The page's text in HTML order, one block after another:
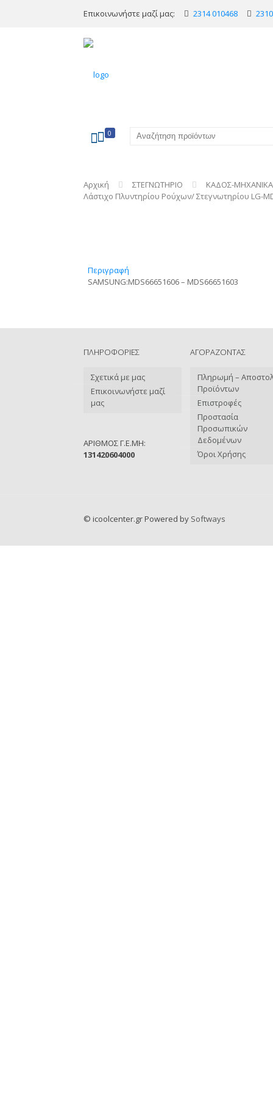
Επικοινωνήστε μαζί μας: 2314 010468
0
Αρχική ΣΤΕΓΝΩΤΗΡΙΟ
ΚΑΔΟΣ-
Λάστιχο Πλυντηρίου Ρούχων/ Στεγνωτηρίου LG-
Περιγραφή
SAMSUNG:MDS66651606 – MDS66651603
ΠΛΗΡΟΦΟΡΙΕΣ
Σχετικά με μας
Επικοινωνήστε μαζί
μας
ΑΡΙΘΜΟΣ Γ.Ε.ΜΗ:
131420604000
ΑΓΟΡΑΖΟΝΤΑΣ
Πληρωμή –
Προϊόντων
Επιστροφές
Προστασία
Προσωπικών
Δεδομένων
Όροι Χρήσης
© icoolcenter.gr Powered by Softways